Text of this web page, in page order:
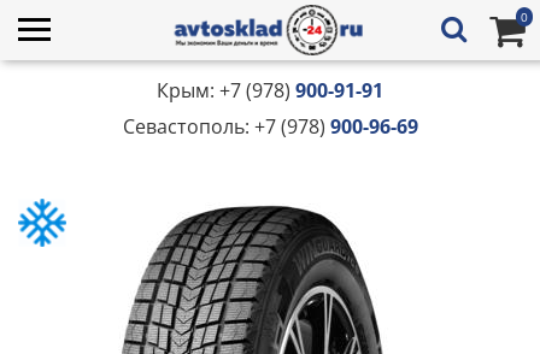
0
Крым: +7 (978) 900-91-91
Севастополь: +7 (978) 900-96-69